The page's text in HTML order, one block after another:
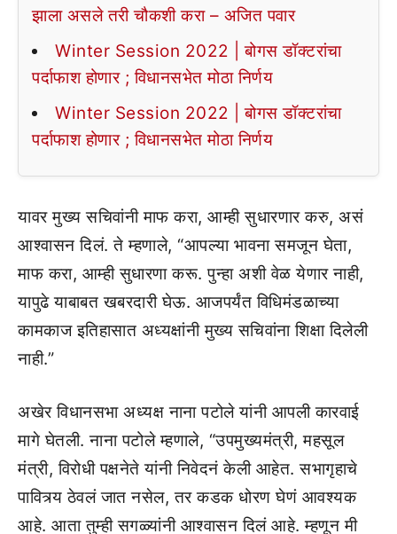
झाला असले तरी चौकशी करा – अजित पवार
Winter Session 2022 | बोगस डॉक्टरांचा
पर्दाफाश होणार ; विधानसभेत मोठा निर्णय
Winter Session 2022 | बोगस डॉक्टरांचा
पर्दाफाश होणार ; विधानसभेत मोठा निर्णय
यावर मुख्य सचिवांनी माफ करा, आम्ही सुधारणार करु, असं
आश्वासन दिलं. ते म्हणाले, “आपल्या भावना समजून घेता,
माफ करा, आम्ही सुधारणा करू. पुन्हा अशी वेळ येणार नाही,
यापुढे याबाबत खबरदारी घेऊ. आजपर्यंत विधिमंडळाच्या
कामकाज इतिहासात अध्यक्षांनी मुख्य सचिवांना शिक्षा दिलेली
नाही.”
अखेर विधानसभा अध्यक्ष नाना पटोले यांनी आपली कारवाई
मागे घेतली. नाना पटोले म्हणाले, “उपमुख्यमंत्री, महसूल
मंत्री, विरोधी पक्षनेते यांनी निवेदनं केली आहेत. सभागृहाचे
पावित्र्य ठेवलं जात नसेल, तर कडक धोरण घेणं आवश्यक
आहे. आता तुम्ही सगळ्यांनी आश्वासन दिलं आहे. म्हणून मी